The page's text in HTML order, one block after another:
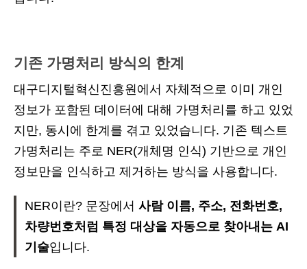
기존 가명처리 방식의 한계
대구디지털혁신진흥원에서 자체적으로 이미 개인
정보가 포함된 데이터에 대해 가명처리를 하고 있었
지만, 동시에 한계를 겪고 있었습니다. 기존 텍스트
가명처리는 주로 NER(개체명 인식) 기반으로 개인
정보만을 인식하고 제거하는 방식을 사용합니다.
NER이란? 문장에서 사람 이름, 주소, 전화번호,
차량번호처럼 특정 대상을 자동으로 찾아내는 AI
기술입니다.